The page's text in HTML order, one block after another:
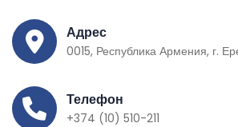
Адрес
0015, Республика Армения, г.
Телефон
+374 (10) 510-211